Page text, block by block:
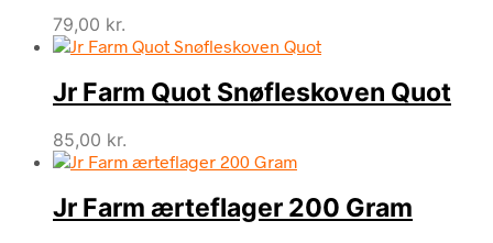
79,00 kr.
Jr Farm Quot Snøfleskoven Quot
85,00 kr.
Jr Farm ærteflager 200 Gram